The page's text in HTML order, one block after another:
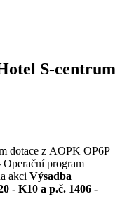
dotace z AOPK OP6P
program
akci Výsadba
- K10 a p.č. 1406 -